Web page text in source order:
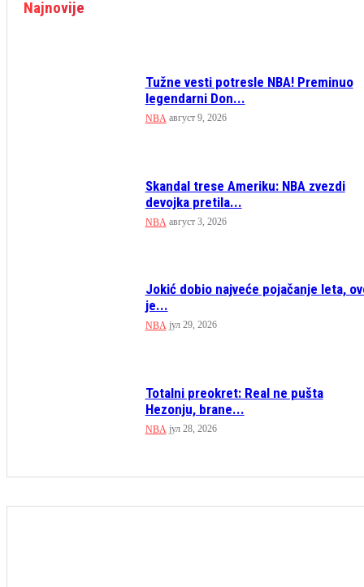
Najnovije
Tužne vesti potresle NBA! Preminuo
legendarni Don...
NBA август 9, 2026
Skandal trese Ameriku: NBA zvezdi
devojka pretila...
NBA август 3, 2026
Jokić dobio najveće pojačanje leta,
je...
NBA јул 29, 2026
Totalni preokret: Real ne pušta
Hezonju, brane...
NBA јул 28, 2026